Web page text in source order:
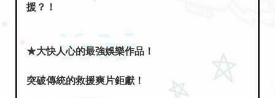
援？！
★大快人心的最強娛樂作品！
突破傳統的救援爽片鉅獻！